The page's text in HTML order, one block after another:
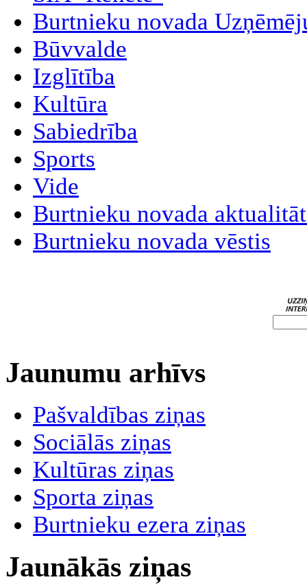
Burtnieku novada
Būvvalde
Izglītība
Kultūra
Sabiedrība
Sports
Vide
Burtnieku novada
Burtnieku novada vēstis
Jaunumu arhīvs
Pašvaldības ziņas
Sociālās ziņas
Kultūras ziņas
Sporta ziņas
Burtnieku ezera ziņas
Jaunākās ziņas